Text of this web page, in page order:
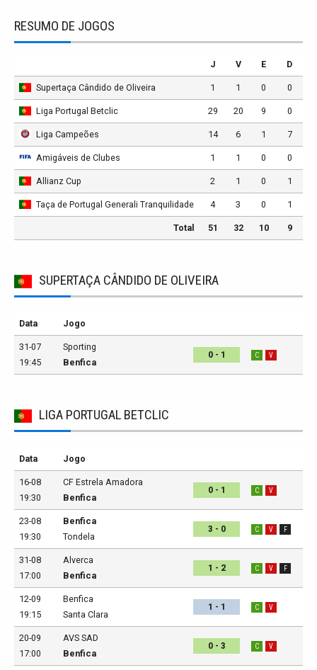
RESUMO DE JOGOS
J V E D
Supertaça Cândido de Oliveira 1 1 0 0
Liga Portugal Betclic 29 20 9 0
Liga Campeões 14 6 1 7
Amigáveis de Clubes 1 1 0 0
Allianz Cup 2 1 0 1
Taça de Portugal Generali Tranquilidade 4 3 0 1
Total 51 32 10 9
SUPERTAÇA CÂNDIDO DE OLIVEIRA
Data Jogo
31-07
19:45
Sporting
Benfica
0 - 1 C V
LIGA PORTUGAL BETCLIC
Data Jogo
16-08
19:30
CF Estrela Amadora
Benfica
0 - 1 C V
23-08
19:30
Benfica
Tondela
3 - 0 C V F
31-08
17:00
Alverca
Benfica
1 - 2 C V F
12-09
19:15
Benfica
Santa Clara
1 - 1 C V
20-09
17:00
AVS SAD
Benfica
0 - 3 C V